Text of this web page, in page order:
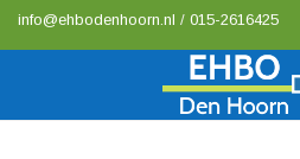
info@ehbodenhoorn.nl / 015-2616425